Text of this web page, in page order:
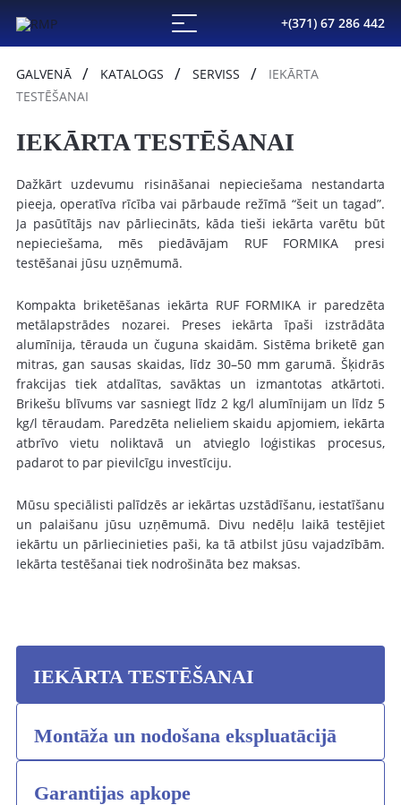
+(371) 67 286 442
GALVENĀ KATALOGS SERVISS
IEKĀRTA
TESTĒŠANAI
IEKĀRTA TESTĒŠANAI
Dažkārt uzdevumu risināšanai nepieciešama nestandarta
pieeja, operatīva rīcība vai pārbaude režīmā “šeit un tagad”.
Ja pasūtītājs nav pārliecināts, kāda tieši iekārta varētu būt
nepieciešama, mēs piedāvājam RUF FORMIKA presi
testēšanai jūsu uzņēmumā.
Kompakta briketēšanas iekārta RUF FORMIKA ir paredzēta
metālapstrādes nozarei. Preses iekārta īpaši izstrādāta
alumīnija, tērauda un čuguna skaidām. Sistēma briketē gan
mitras, gan sausas skaidas, līdz 30–50 mm garumā. Šķidrās
frakcijas tiek atdalītas, savāktas un izmantotas atkārtoti.
Brikešu blīvums var sasniegt līdz 2 kg/l alumīnijam un līdz 5
kg/l tēraudam. Paredzēta nelieliem skaidu apjomiem, iekārta
atbrīvo vietu noliktavā un atvieglo loģistikas procesus,
padarot to par pievilcīgu investīciju.
Mūsu speciālisti palīdzēs ar iekārtas uzstādīšanu, iestatīšanu
un palaišanu jūsu uzņēmumā. Divu nedēļu laikā testējiet
iekārtu un pārliecinieties paši, ka tā atbilst jūsu vajadzībām.
Iekārta testēšanai tiek nodrošināta bez maksas.
IEKĀRTA TESTĒŠANAI
Montāža un nodošana ekspluatācijā
Garantijas apkope